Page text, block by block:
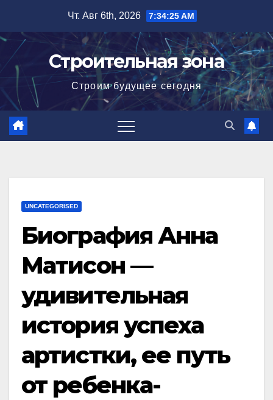
содержимому
Чт. Авг 6th, 2026 7:34:26 AM
Строительная зона
Строим будущее сегодня
UNCATEGORISED
Биография Анна
Матисон —
удивительная
история успеха
артистки, ее путь
от ребенка-